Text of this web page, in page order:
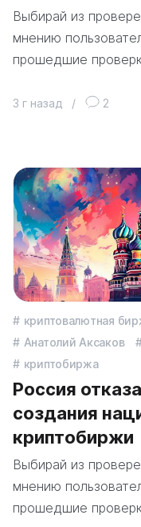
Выбирай из
мнению
прошедшие
3 г назад / 2
криптовалютная
Анатолий Аксаков
криптобиржа
Россия
создания
криптобиржи
Выбирай из
мнению
прошедшие